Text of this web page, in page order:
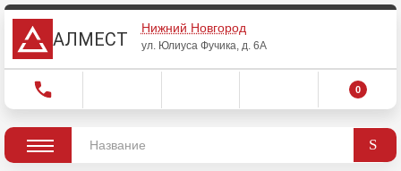
АЛМЕСТ
Нижний Новгород
ул. Юлиуса Фучика, д. 6А
0